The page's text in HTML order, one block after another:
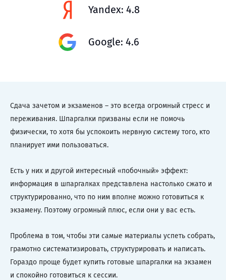
Yandex: 4.8
Google: 4.6
Сдача зачетом и экзаменов – это всегда огромный стресс и
переживания. Шпаргалки призваны если не помочь
физически, то хотя бы успокоить нервную систему того, кто
планирует ими пользоваться.
Есть у них и другой интересный «побочный» эффект:
информация в шпаргалках представлена настолько сжато и
структурированно, что по ним вполне можно готовиться к
экзамену. Поэтому огромный плюс, если они у вас есть.
Проблема в том, чтобы эти самые материалы успеть собрать,
грамотно систематизировать, структурировать и написать.
Гораздо проще будет купить готовые шпаргалки на экзамен
и спокойно готовиться к сессии.